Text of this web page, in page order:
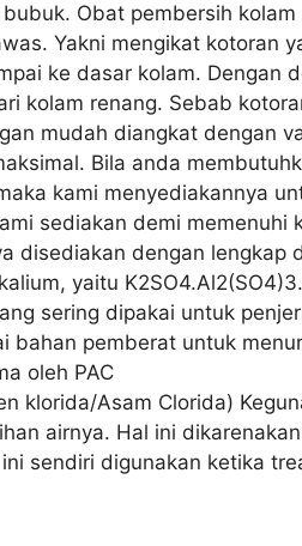
Obat pembersih
Yakni mengikat kotoran
ke dasar kolam. Dengan
kolam renang. Sebab
mudah diangkat dengan
Bila anda
kami menyediakannya
sediakan demi
disediakan dengan lengkap
yaitu
sering dipakai untuk
bahan pemberat untuk
oleh PAC
klorida/Asam Clorida)
airnya. Hal ini
sendiri digunakan ketika